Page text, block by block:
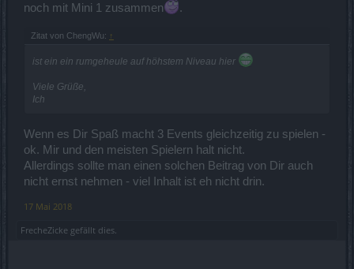
noch mit Mini 1 zusammen
.
Zitat von ChengWu: ↑
ist ein ein rumgeheule auf höhstem Niveau hier
Viele Grüße,
Ich
Wenn es Dir Spaß macht 3 Events gleichzeitig zu spielen -
ok. Mir und den meisten Spielern halt nicht.
Allerdings sollte man einen solchen Beitrag von Dir auch
nicht ernst nehmen - viel Inhalt ist eh nicht drin.
17 Mai 2018
FrecheZicke gefällt dies.